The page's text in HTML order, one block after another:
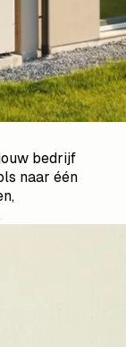
bedrijf
naar één